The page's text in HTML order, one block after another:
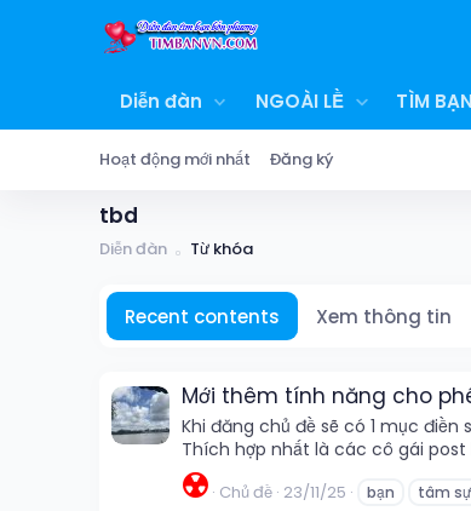
Diễn đàn NGOÀI LỀ TÌM BẠN
Hoạt động mới nhất Đăng ký
tbd
Diễn đàn Từ khóa
Recent contents Xem thông tin
Mới thêm tính năng cho
Khi đăng chủ đề sẽ có 1 mục
Thích hợp nhất là các cô gái
☢️ Chủ đề 23/11/25 bạn tâm sự